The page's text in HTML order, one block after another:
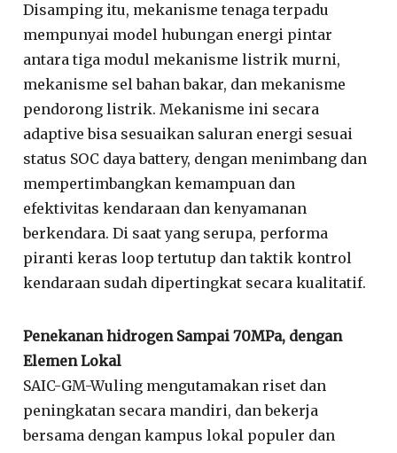
Disamping itu, mekanisme tenaga terpadu
mempunyai model hubungan energi pintar
antara tiga modul mekanisme listrik murni,
mekanisme sel bahan bakar, dan mekanisme
pendorong listrik. Mekanisme ini secara
adaptive bisa sesuaikan saluran energi sesuai
status SOC daya battery, dengan menimbang dan
mempertimbangkan kemampuan dan
efektivitas kendaraan dan kenyamanan
berkendara. Di saat yang serupa, performa
piranti keras loop tertutup dan taktik kontrol
kendaraan sudah dipertingkat secara kualitatif.
Penekanan hidrogen Sampai 70MPa, dengan
Elemen Lokal
SAIC-GM-Wuling mengutamakan riset dan
peningkatan secara mandiri, dan bekerja
bersama dengan kampus lokal populer dan